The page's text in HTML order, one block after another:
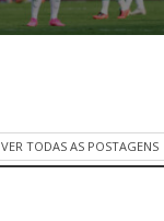
VER TODAS AS POSTAGENS